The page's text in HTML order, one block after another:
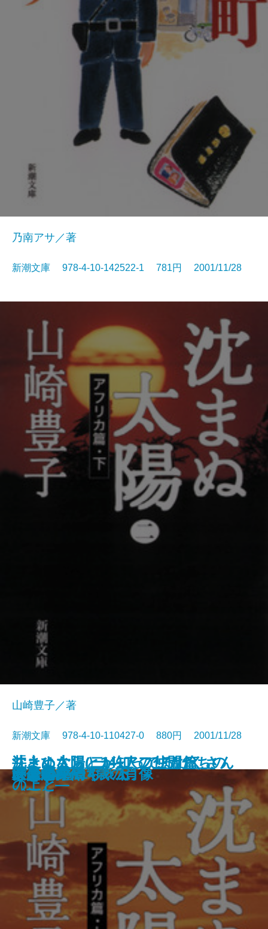
剣の天地〔上〕
剣の天地〔下〕
沈まぬ太陽(三)―御巣鷹山篇―
沈まぬ太陽(四)―会長室篇〔上〕―
沈まぬ太陽(五)―会長室篇〔下〕―
からくりからくさ
井上ひさしと141人の仲間たちの
作文教室
偶然の音楽
ボクの町
乃南アサ／著
新潮文庫 978-4-10-142522-1 781円 2001/11/28
沈まぬ太陽(二)―アフリカ篇
〔下〕―
山崎豊子／著
新潮文庫 978-4-10-110427-0 880円 2001/11/28
沈まぬ太陽(一)―アフリカ篇
〔上〕―
ぼくの小鳥ちゃん
堪忍箱
「少年A」14歳の肖像
天保悪党伝
「さよなら」が知ってるたくさん
のこと
いよよ華やぐ〔上〕
いよよ華やぐ〔下〕
ジオラマ
安楽病棟